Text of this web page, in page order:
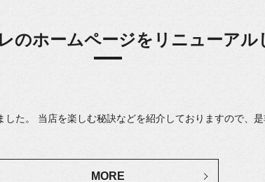
のホームページをリニューアル
した。 当店を楽しむ秘訣などを紹介しておりますので、
MORE